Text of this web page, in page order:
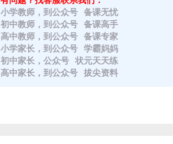
小学教师，到公众号 备课无忧
初中教师，到公众号 备课高手
高中教师，到公众号 备课专家
小学家长，到公众号 学霸妈妈
初中家长，公众号 状元天天练
高中家长，到公众号 拔尖资料